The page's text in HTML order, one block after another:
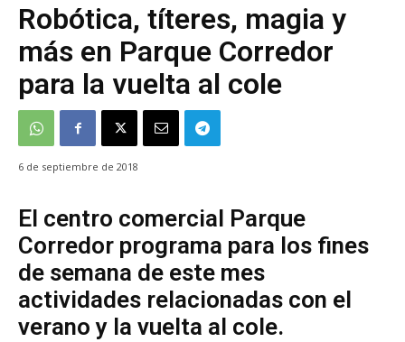
Robótica, títeres, magia y
más en Parque Corredor
para la vuelta al cole
6 de septiembre de 2018
El centro comercial Parque
Corredor programa para los fines
de semana de este mes
actividades relacionadas con el
verano y la vuelta al cole.